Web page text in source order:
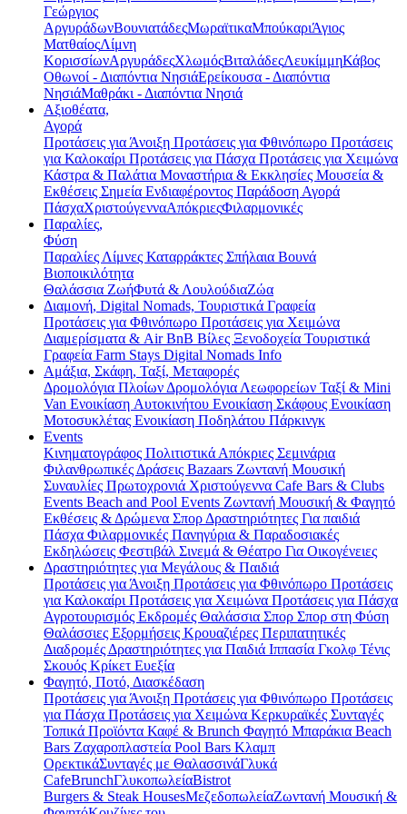
Γεώργιος
ΑργυράδωνΒουνιατάδεςΜωραϊτικαΜπούκαριΆγιος
ΜατθαίοςΛίμνη
ΚορισσίωνΑργυράδεςΧλωμόςΒιταλάδεςΛευκίμμηΚάβος
Οθωνοί - Διαπόντια ΝησιάΕρείκουσα - Διαπόντια
ΝησιάΜαθράκι - Διαπόντια Νησιά
Αξιοθέατα,
Αγορά
Προτάσεις για Άνοιξη Προτάσεις για Φθινόπωρο Προτάσεις
για Καλοκαίρι Προτάσεις για Πάσχα Προτάσεις για Χειμώνα
Κάστρα & Παλάτια Μοναστήρια & Εκκλησίες Μουσεία &
Εκθέσεις Σημεία Ενδιαφέροντος Παράδοση Αγορά
ΠάσχαΧριστούγενναΑπόκριεςΦιλαρμονικές
Παραλίες,
Φύση
Παραλίες Λίμνες Καταρράκτες Σπήλαια Βουνά
Βιοποικιλότητα
Θαλάσσια ΖωήΦυτά & ΛουλούδιαΖώα
Διαμονή, Digital Nomads, Τουριστικά Γραφεία
Προτάσεις για Φθινόπωρο Προτάσεις για Χειμώνα
Διαμερίσματα & Air BnB Βίλες Ξενοδοχεία Τουριστικά
Γραφεία Farm Stays Digital Nomads Info
Αμάξια, Σκάφη, Ταξί, Μεταφορές
Δρομολόγια Πλοίων Δρομολόγια Λεωφορείων Ταξί & Μini
Van Ενοικίαση Aυτοκινήτου Ενοικίαση Σκάφους Ενοικίαση
Μοτοσυκλέτας Ενοικίαση Ποδηλάτου Πάρκινγκ
Events
Κινηματογράφος Πολιτιστικά Απόκριες Σεμινάρια
Φιλανθρωπικές Δράσεις Bazaars Ζωντανή Μουσική
Συναυλίες Πρωτοχρονιά Χριστούγεννα Cafe Bars & Clubs
Events Beach and Pool Events Ζωντανή Μουσική & Φαγητό
Εκθέσεις & Δρώμενα Σπορ Δραστηριότητες Για παιδιά
Πάσχα Φιλαρμονικές Πανηγύρια & Παραδοσιακές
Εκδηλώσεις Φεστιβάλ Σινεμά & Θέατρο Για Οικογένειες
Δραστηριότητες για Μεγάλους & Παιδιά
Προτάσεις για Άνοιξη Προτάσεις για Φθινόπωρο Προτάσεις
για Καλοκαίρι Προτάσεις για Χειμώνα Προτάσεις για Πάσχα
Αγροτουρισμός Εκδρομές Θαλάσσια Σπορ Σπορ στη Φύση
Θαλάσσιες Εξορμήσεις Κρουαζιέρες Περιπατητικές
Διαδρομές Δραστηριότητες για Παιδιά Ιππασία Γκολφ Τένις
Σκουός Κρίκετ Ευεξία
Φαγητό, Ποτό, Διασκέδαση
Προτάσεις για Άνοιξη Προτάσεις για Φθινόπωρο Προτάσεις
για Πάσχα Προτάσεις για Χειμώνα Κερκυραϊκές Συνταγές
Τοπικά Προϊόντα Καφέ & Brunch Φαγητό Μπαράκια Beach
Bars Ζαχαροπλαστεία Pool Bars Κλαμπ
ΟρεκτικάΣυνταγές με ΘαλασσινάΓλυκά
CafeBrunchΓλυκοπωλείαBistrot
Burgers & Steak HousesΜεζεδοπωλείαΖωντανή Μουσική &